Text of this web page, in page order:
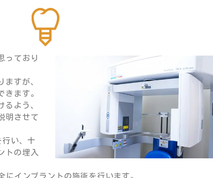
っており
ますが、
きます。
るよう、
明させて
行い、十
トの埋入
インプラントの施術を行います。